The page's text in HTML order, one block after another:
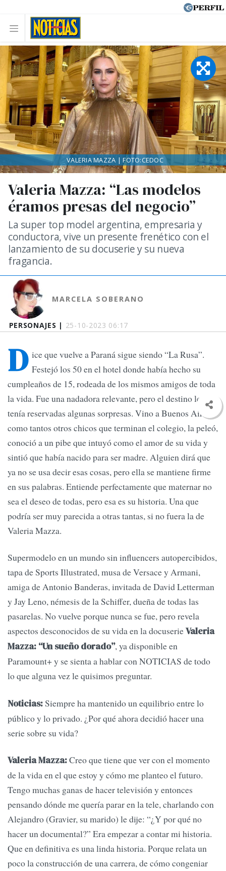
PERSONAJES | 25-10-2023 06:17
Valeria Mazza: “Las modelos
éramos presas del negocio”
La super top model argentina, empresaria y
conductora, vive un presente frenético con el
lanzamiento de su docuserie y su nueva
fragancia.
MARCELA SOBERANO
VALERIA MAZZA | FOTO:CEDOC
D ice que vuelve a Paraná sigue siendo “La Rusa”.
Festejó los 50 en el hotel donde había hecho su
cumpleaños de 15, rodeada de los mismos amigos de toda
la vida. Fue una nadadora relevante, pero el destino le
tenía reservadas algunas sorpresas. Vino a Buenos Aires
como tantos otros chicos que terminan el colegio, la peleó,
conoció a un pibe que intuyó como el amor de su vida y
sintió que había nacido para ser madre. Alguien dirá que
ya no se usa decir esas cosas, pero ella se mantiene firme
en sus palabras. Entiende perfectamente que maternar no
sea el deseo de todas, pero esa es su historia. Una que
podría ser muy parecida a otras tantas, si no fuera la de
Valeria Mazza.
Supermodelo en un mundo sin influencers autopercibidos,
tapa de Sports Illustrated, musa de Versace y Armani,
amiga de Antonio Banderas, invitada de David Letterman
y Jay Leno, némesis de la Schiffer, dueña de todas las
pasarelas. No vuelve porque nunca se fue, pero revela
aspectos desconocidos de su vida en la docuserieValeria
Mazza: “Un sueño dorado”, ya disponible en
Paramount+ y se sienta a hablar con NOTICIAS de todo
lo que alguna vez le quisimos preguntar.
Noticias:Siempre ha mantenido un equilibrio entre lo
público y lo privado. ¿Por qué ahora decidió hacer una
serie sobre su vida?
Valeria Mazza:Creo que tiene que ver con el momento
de la vida en el que estoy y cómo me planteo el futuro.
Tengo muchas ganas de hacer televisión y entonces
pensando dónde me quería parar en la tele, charlando con
Alejandro (Gravier, su marido) le dije: “¿Y por qué no
hacer un documental?” Era empezar a contar mi historia.
Que en definitiva es una linda historia. Porque relata un
poco la construcción de una carrera, de cómo congeniar